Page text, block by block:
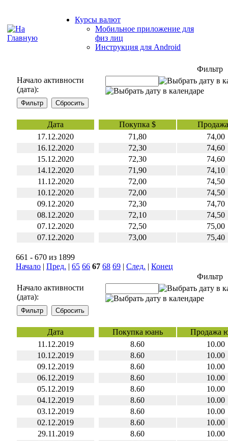
Курсы валют
Мобильное приложение для
физ лиц
Инструкция для Android
Фильтр
Начало активности
(дата):
Дата Покупка $
17.12.2020
71,80
74,00
16.12.2020
72,30
74,60
15.12.2020
72,30
74,60
14.12.2020
71,90
74,10
11.12.2020
72,00
74,50
10.12.2020
72,00
74,50
09.12.2020
72,30
74,70
08.12.2020
72,10
74,50
07.12.2020
72,50
75,00
07.12.2020
73,00 75,40
661 - 670 из 1899
Начало | Пред. | 65 66 67 68 69 | След. | Конец
Фильтр
Начало активности
(дата):
Дата Покупка юань
Продажа
11.12.2019
8.60
10.00
10.12.2019
8.60
10.00
09.12.2019
8.60
10.00
06.12.2019
8.60
10.00
05.12.2019
8.60
10.00
04.12.2019
8.60
10.00
03.12.2019
8.60
10.00
02.12.2019
8.60
10.00
29.11.2019
8.60
10.00